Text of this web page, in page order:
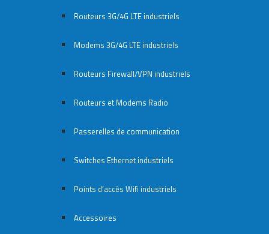
Routeurs 3G/4G LTE industriels
Modems 3G/4G LTE industriels
Routeurs Firewall/VPN industriels
Routeurs et Modems Radio
Passerelles de communication
Switches Ethernet industriels
Points d’accès Wifi industriels
Accessoires